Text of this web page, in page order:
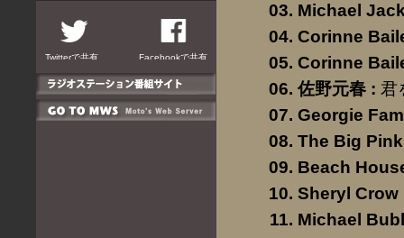
Twitterで共有 Facebookで共有
Michael
Corinne
Corinne
佐野元春 : 君
Georgie
The Big Pink
Beach
Sheryl Crow
Michael